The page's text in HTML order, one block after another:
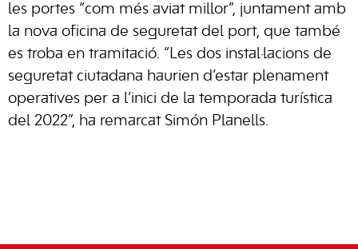
les portes “com més aviat millor”, juntament amb
la nova oficina de seguretat del port, que també
es troba en tramitació. “Les dos instal·lacions de
seguretat ciutadana haurien d’estar plenament
operatives per a l’inici de la temporada turística
del 2022”, ha remarcat Simón Planells.